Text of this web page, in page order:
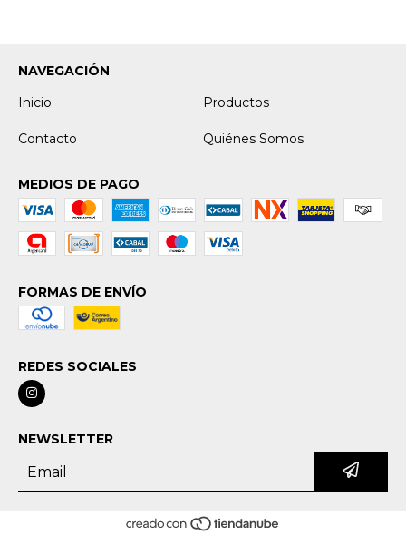
NAVEGACIÓN
Inicio
Productos
Contacto Quiénes Somos
MEDIOS DE PAGO
FORMAS DE ENVÍO
REDES SOCIALES
NEWSLETTER